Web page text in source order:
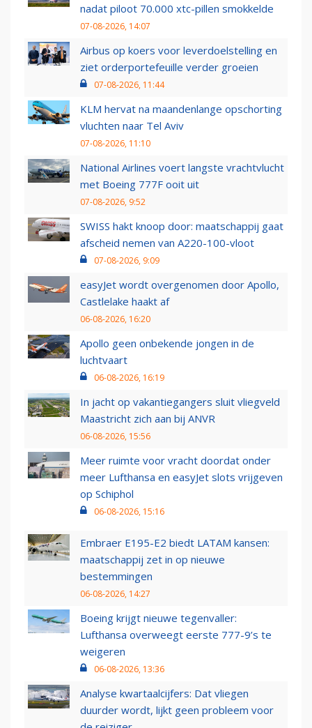
nadat piloot 70.000 xtc-pillen smokkelde
07-08-2026, 14:07
Airbus op koers voor leverdoelstelling en
ziet orderportefeuille verder groeien
07-08-2026, 11:44
KLM hervat na maandenlange opschorting
vluchten naar Tel Aviv
07-08-2026, 11:10
National Airlines voert langste vrachtvlucht
met Boeing 777F ooit uit
07-08-2026, 9:52
SWISS hakt knoop door: maatschappij gaat
afscheid nemen van A220-100-vloot
07-08-2026, 9:09
easyJet wordt overgenomen door Apollo,
Castlelake haakt af
06-08-2026, 16:20
Apollo geen onbekende jongen in de
luchtvaart
06-08-2026, 16:19
In jacht op vakantiegangers sluit vliegveld
Maastricht zich aan bij ANVR
06-08-2026, 15:56
Meer ruimte voor vracht doordat onder
meer Lufthansa en easyJet slots vrijgeven
op Schiphol
06-08-2026, 15:16
Embraer E195-E2 biedt LATAM kansen:
maatschappij zet in op nieuwe
bestemmingen
06-08-2026, 14:27
Boeing krijgt nieuwe tegenvaller:
Lufthansa overweegt eerste 777-9’s te
weigeren
06-08-2026, 13:36
Analyse kwartaalcijfers: Dat vliegen
duurder wordt, lijkt geen probleem voor